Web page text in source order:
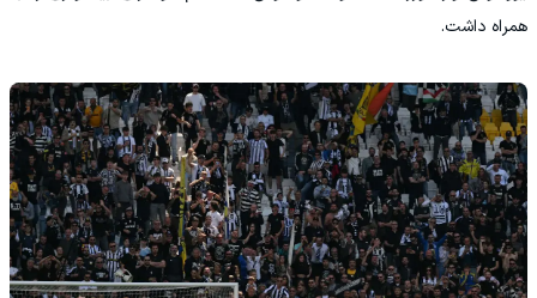
همراه داشت.